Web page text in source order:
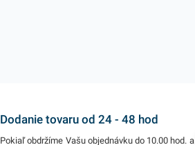
Dodanie tovaru od 24 - 48 hod
Pokiaľ obdržíme Vašu objednávku do 10.00 hod. a